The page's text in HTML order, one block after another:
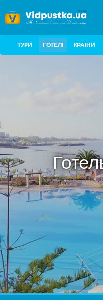
ТУРИ ГОТЕЛІ КРАЇНИ